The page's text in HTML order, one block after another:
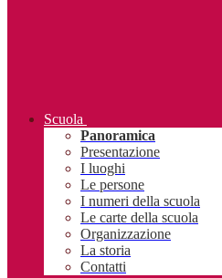
Scuola
Panoramica
Presentazione
I luoghi
Le persone
I numeri della scuola
Le carte della scuola
Organizzazione
La storia
Contatti